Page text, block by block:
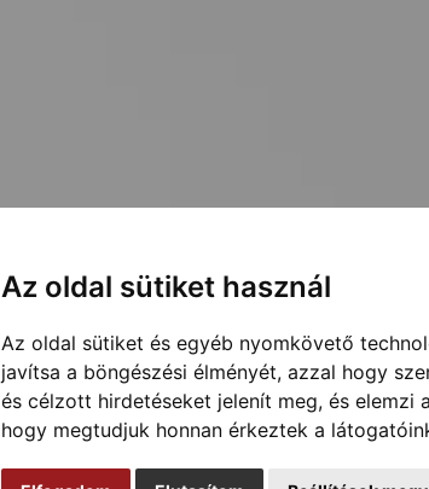
Az oldal sütiket használ
Az oldal sütiket és egyéb nyomkövető
javítsa a böngészési élményét, azzal hogy
és célzott hirdetéseket jelenít meg, és elemzi
hogy megtudjuk honnan érkeztek a